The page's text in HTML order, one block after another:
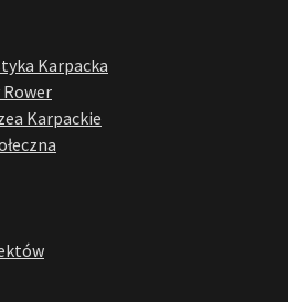
Karpacka
Karpackie